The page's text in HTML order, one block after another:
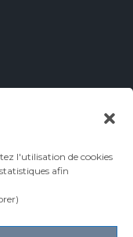
l'utilisation de cookies
afin